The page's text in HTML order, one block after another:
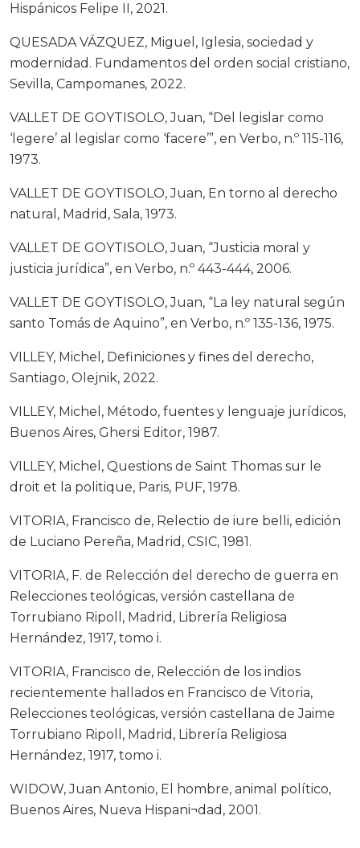
Hispánicos Felipe II, 2021.
QUESADA VÁZQUEZ, Miguel, Iglesia, sociedad y
modernidad. Fundamentos del orden social cristiano,
Sevilla, Campomanes, 2022.
VALLET DE GOYTISOLO, Juan, “Del legislar como
‘legere’ al legislar como ‘facere’”, en Verbo, n.º 115-116,
1973.
VALLET DE GOYTISOLO, Juan, En torno al derecho
natural, Madrid, Sala, 1973.
VALLET DE GOYTISOLO, Juan, “Justicia moral y
justicia jurídica”, en Verbo, n.º 443-444, 2006.
VALLET DE GOYTISOLO, Juan, “La ley natural según
santo Tomás de Aquino”, en Verbo, n.º 135-136, 1975.
VILLEY, Michel, Definiciones y fines del derecho,
Santiago, Olejnik, 2022.
VILLEY, Michel, Método, fuentes y lenguaje jurídicos,
Buenos Aires, Ghersi Editor, 1987.
VILLEY, Michel, Questions de Saint Thomas sur le
droit et la politique, Paris, PUF, 1978.
VITORIA, Francisco de, Relectio de iure belli, edición
de Luciano Pereña, Madrid, CSIC, 1981.
VITORIA, F. de Relección del derecho de guerra en
Relecciones teológicas, versión castellana de
Torrubiano Ripoll, Madrid, Librería Religiosa
Hernández, 1917, tomo i.
VITORIA, Francisco de, Relección de los indios
recientemente hallados en Francisco de Vitoria,
Relecciones teológicas, versión castellana de Jaime
Torrubiano Ripoll, Madrid, Librería Religiosa
Hernández, 1917, tomo i.
WIDOW, Juan Antonio, El hombre, animal político,
Buenos Aires, Nueva Hispani¬dad, 2001.